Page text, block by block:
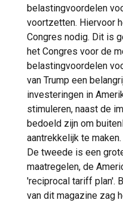
belastingvoordelen
voortzetten. Hiervoor
Congres nodig. Dit is
het Congres voor de
belastingvoordelen
van Trump een
investeringen in
stimuleren, naast de
bedoeld zijn om
aantrekkelijk te maken.
De tweede is een
maatregelen, de
'reciprocal tariff plan'.
van dit magazine zag